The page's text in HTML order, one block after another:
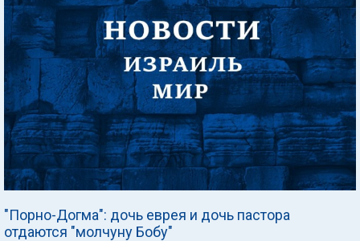
"Порно-Догма": дочь еврея и дочь пастора
отдаются "молчуну Бобу"